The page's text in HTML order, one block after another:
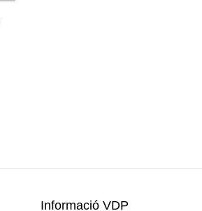
Informació VDP